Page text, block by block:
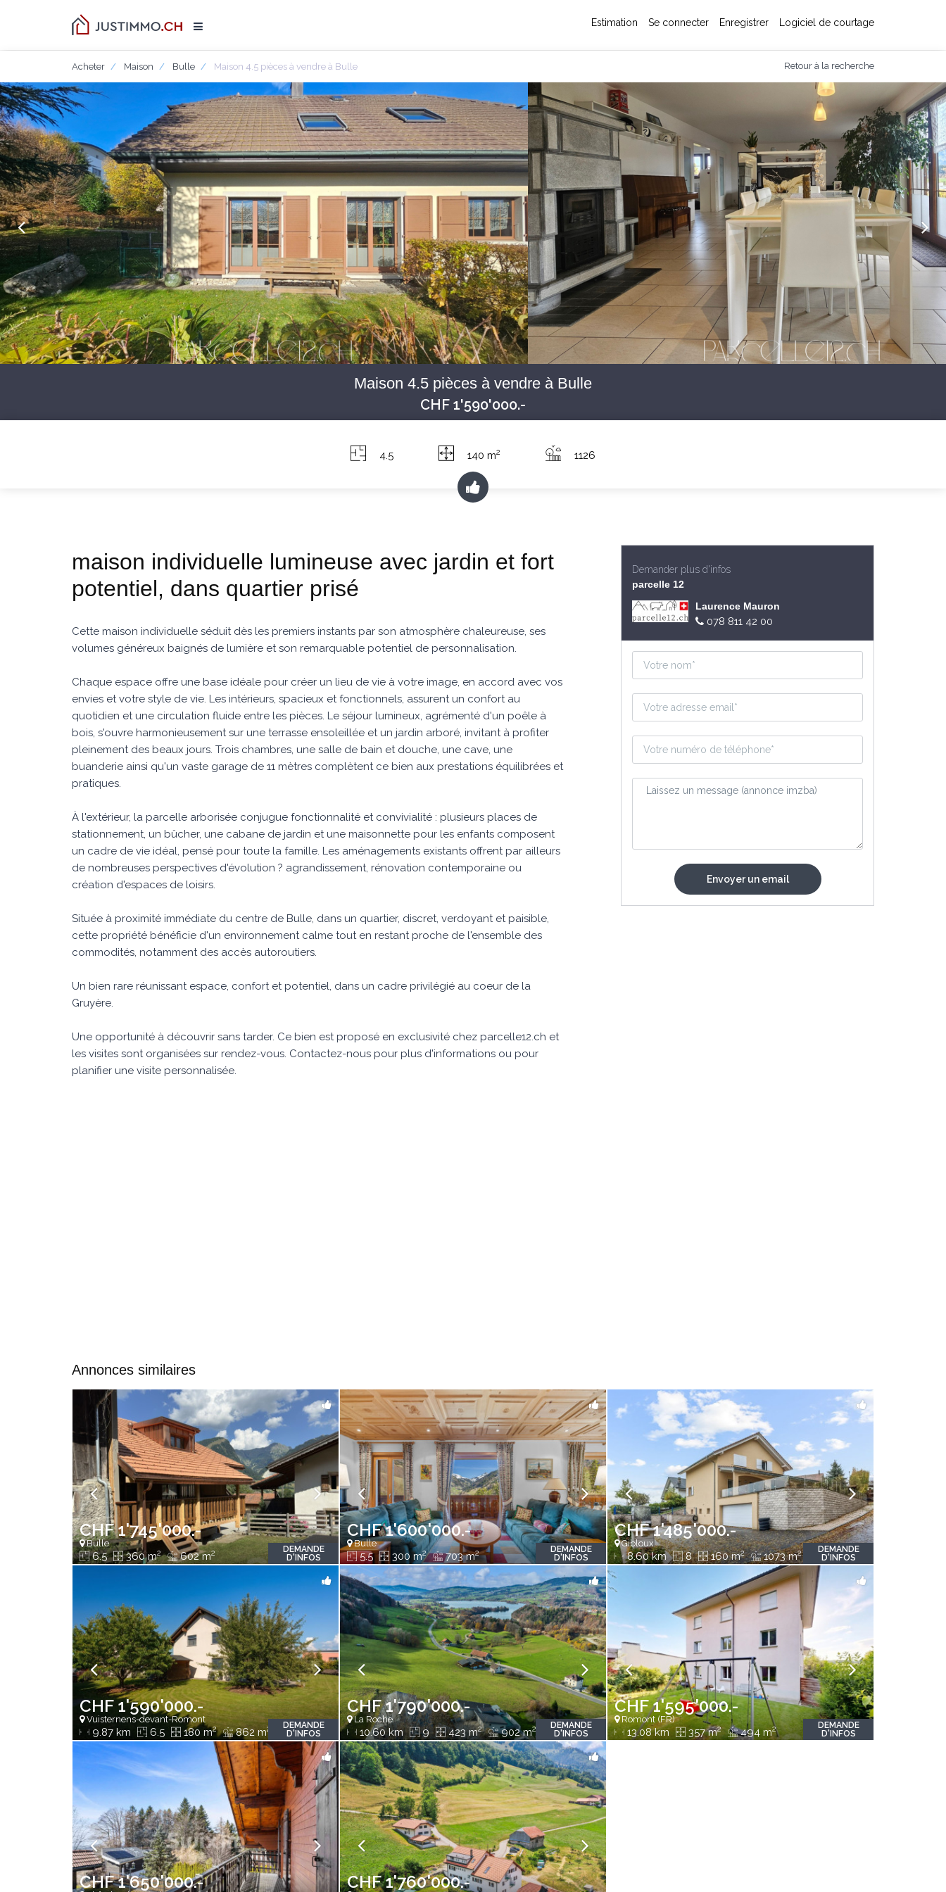
Estimation Se connecter Enregistrer Logiciel de courtage
Acheter Maison Bulle Maison 4.5 pièces à vendre à Bulle Retour à la recherche
Maison 4.5 pièces à vendre à Bulle
CHF 1'590'000.-
4.5 140 m2 1126
maison individuelle lumineuse avec jardin et fort
potentiel, dans quartier prisé
Cette maison individuelle séduit dès les premiers instants par son atmosphère chaleureuse, ses
volumes généreux baignés de lumière et son remarquable potentiel de personnalisation.
Chaque espace offre une base idéale pour créer un lieu de vie à votre image, en accord avec vos
envies et votre style de vie. Les intérieurs, spacieux et fonctionnels, assurent un confort au
quotidien et une circulation fluide entre les pièces. Le séjour lumineux, agrémenté d'un poêle à
bois, s'ouvre harmonieusement sur une terrasse ensoleillée et un jardin arboré, invitant à profiter
pleinement des beaux jours. Trois chambres, une salle de bain et douche, une cave, une
buanderie ainsi qu'un vaste garage de 11 mètres complètent ce bien aux prestations équilibrées et
pratiques.
À l'extérieur, la parcelle arborisée conjugue fonctionnalité et convivialité : plusieurs places de
stationnement, un bûcher, une cabane de jardin et une maisonnette pour les enfants composent
un cadre de vie idéal, pensé pour toute la famille. Les aménagements existants offrent par ailleurs
de nombreuses perspectives d'évolution ? agrandissement, rénovation contemporaine ou
création d'espaces de loisirs.
Située à proximité immédiate du centre de Bulle, dans un quartier, discret, verdoyant et paisible,
cette propriété bénéficie d'un environnement calme tout en restant proche de l'ensemble des
commodités, notamment des accès autoroutiers.
Un bien rare réunissant espace, confort et potentiel, dans un cadre privilégié au coeur de la
Gruyère.
Une opportunité à découvrir sans tarder. Ce bien est proposé en exclusivité chez parcelle12.ch et
les visites sont organisées sur rendez-vous. Contactez-nous pour plus d'informations ou pour
planifier une visite personnalisée.
Demander plus d'infos
parcelle 12
Laurence Mauron
078 811 42 00
Annonces similaires
CHF 1'745'000.-
Bulle
6.5 360 m2 602 m2
DEMANDE
D'INFOS
CHF 1'600'000.-
Bulle
5.5 300 m2 703 m2
DEMANDE
D'INFOS
CHF 1'485'000.-
Gibloux
8.60 km 8 160 m2 1073 m2
DEMANDE
D'INFOS
CHF 1'590'000.-
Vuisternens-devant-Romont
9.87 km 6.5 180 m2 862 m2
DEMANDE
D'INFOS
CHF 1'790'000.-
La Roche
10.60 km 9 423 m2 902 m2
DEMANDE
D'INFOS
CHF 1'595'000.-
Romont (FR)
13.08 km 357 m2 494 m2
DEMANDE
D'INFOS
CHF 1'650'000.- CHF 1'760'000.-